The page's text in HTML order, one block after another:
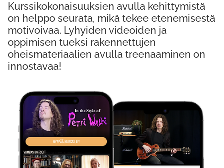
Kokeile Ilmaiseksi
Kurssikokonaisuuksien avulla kehittymistä
on helppo seurata, mikä tekee etenemisestä
motivoivaa. Lyhyiden videoiden ja
oppimisen tueksi rakennettujen
oheismateriaalien avulla treenaaminen on
innostavaa!